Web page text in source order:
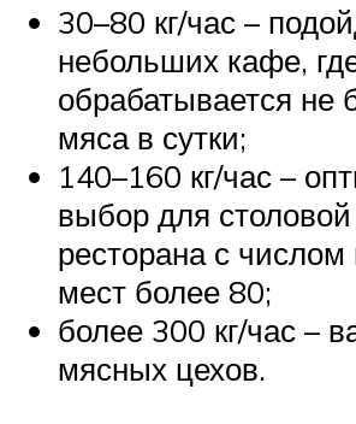
30–80 кг/час –
небольших кафе,
обрабатывается не
мяса в сутки;
140–160 кг/час –
выбор для
ресторана с
мест более 80;
более 300 кг/час –
мясных цехов.